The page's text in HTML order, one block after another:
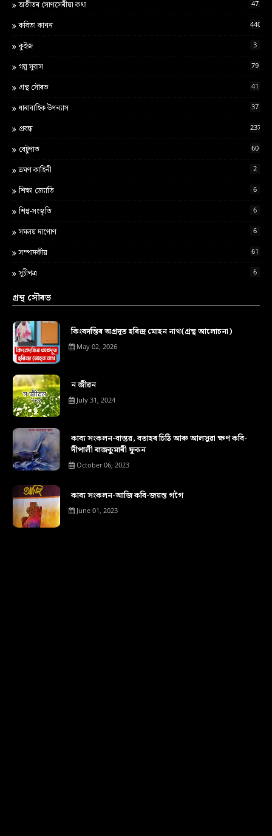
অতীতৰ সোণসেৰীয়া কথা 47
কবিতা কানন 440
কুইজ 3
গল্প সুবাস 79
গ্ৰন্থ স‍ৌৰভ 41
ধাৰাবাহিক উপন্যাস 37
প্ৰবন্ধ 237
বেটুপাত 60
ভ্ৰমণ কাহিনী 2
শ‍িক্ষা জ্য‍োত‍ি 6
শিপ্প-সংস্কৃতি 6
সমলয় দাপোণ 6
সম্পাদকীয় 61
সূচীপত্ৰ 6
গ্ৰন্থ সৌৰভ
কিংবদন্তিৰ অগ্ৰদূত হৰিন্দ্ৰ মোহন নাথ(গ্ৰন্থ আলোচনা)
May 02, 2026
ন জীৱন
July 31, 2024
কাব্য সংকলন-বাস্তৱ, বতাহৰ চিঠি আৰু আলসুৱা ক্ষণ কবি-
দীপালী ৰাজকুমাৰী ফুকন
October 06, 2023
কাব্য সংকলন-আজি কবি-জয়ন্ত গগৈ
June 01, 2023